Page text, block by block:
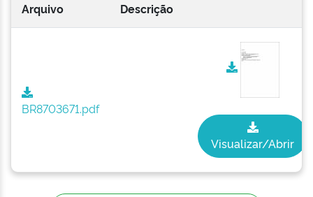
Arquivo Descrição
BR8703671.pdf
Visualizar/Abrir